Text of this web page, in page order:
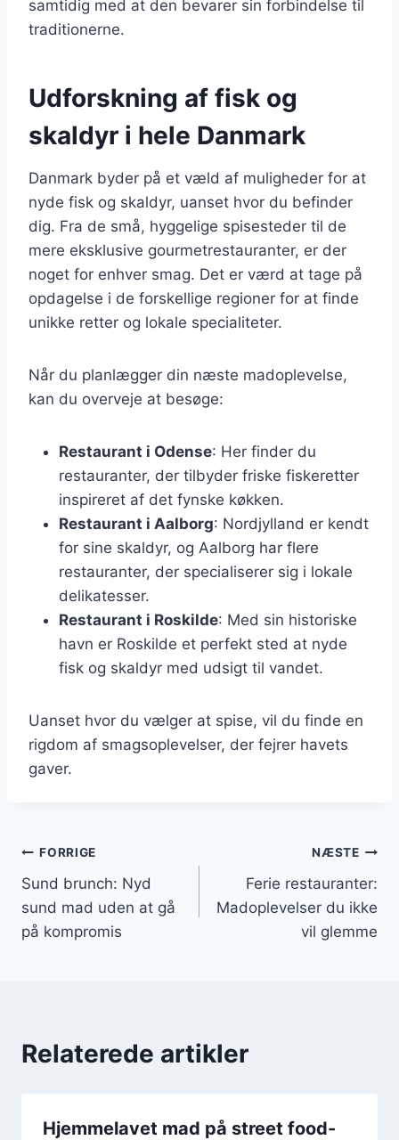
samtidig med at den bevarer sin forbindelse til
traditionerne.
Udforskning af fisk og
skaldyr i hele Danmark
Danmark byder på et væld af muligheder for at
nyde fisk og skaldyr, uanset hvor du befinder
dig. Fra de små, hyggelige spisesteder til de
mere eksklusive gourmetrestauranter, er der
noget for enhver smag. Det er værd at tage på
opdagelse i de forskellige regioner for at finde
unikke retter og lokale specialiteter.
Når du planlægger din næste madoplevelse,
kan du overveje at besøge:
Restaurant i Odense: Her finder du
restauranter, der tilbyder friske fiskeretter
inspireret af det fynske køkken.
Restaurant i Aalborg: Nordjylland er kendt
for sine skaldyr, og Aalborg har flere
restauranter, der specialiserer sig i lokale
delikatesser.
Restaurant i Roskilde: Med sin historiske
havn er Roskilde et perfekt sted at nyde
fisk og skaldyr med udsigt til vandet.
Uanset hvor du vælger at spise, vil du finde en
rigdom af smagsoplevelser, der fejrer havets
gaver.
Indlægsnavigation
FORRIGE
Sund brunch: Nyd
sund mad uden at gå
på kompromis
NÆSTE
Ferie restauranter:
Madoplevelser du ikke
vil glemme
Relaterede artikler
Hjemmelavet mad på street food-